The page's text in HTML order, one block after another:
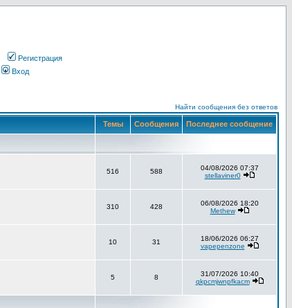
Регистрация
Вход
Найти сообщения без ответов
Темы Сообщения Последнее сообщение
516 588
04/08/2026 07:37
stellaviner0
310 428
06/08/2026 18:20
Methew
10 31
18/06/2026 06:27
vapepenzone
5 8
31/07/2026 10:40
qkpcmjwnpfkacm